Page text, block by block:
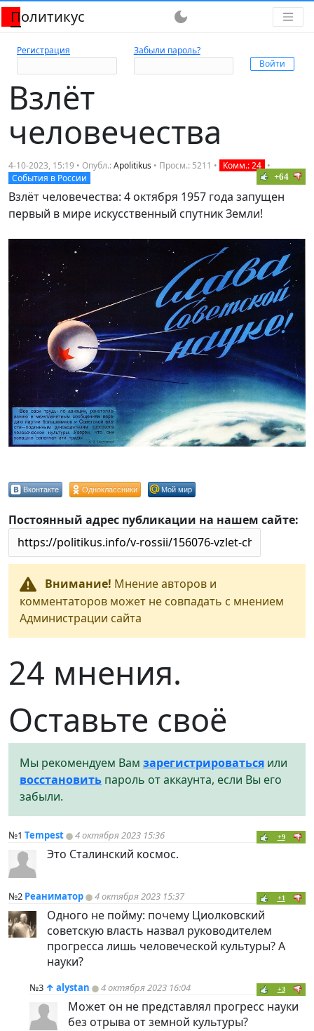
Политикус dark_mode
Регистрация Забыли пароль?
Взлёт
человечества
4-10-2023, 15:19 • Опубл.:Apolitikus • Просм.: 5211 • Комм.: 24 •
События в России
+64
Взлёт человечества: 4 октября 1957 года запущен
первый в мире искусственный спутник Земли!
Вконтакте Одноклассники Мой мир
Постоянный адрес публикации на нашем сайте:
Внимание! Мнение авторов и
комментаторов может не совпадать с мнением
Администрации сайта
24 мнения.
Оставьте своё
Мы рекомендуем Вам зарегистрироваться или
восстановить пароль от аккаунта, если Вы его
забыли.
№1 Tempest 4 октября 2023 15:36 +9
Это Сталинский космос.
№2 Реаниматор 4 октября 2023 15:37 +1
Одного не пойму: почему Циолковский
советскую власть назвал руководителем
прогресса лишь человеческой культуры? А
науки?
№3 ↑ alystan 4 октября 2023 16:04 +3
Может он не представлял прогресс науки
без отрыва от земной культуры?